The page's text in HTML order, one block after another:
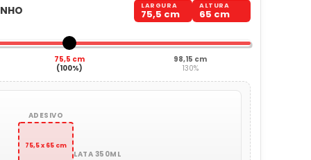
LARGURA
75,5 cm
ALTURA
65 cm
75,5 cm
(100%)
98,15 cm
130%
ADESIVO
75,5 x 65 cm
LATA 350ML